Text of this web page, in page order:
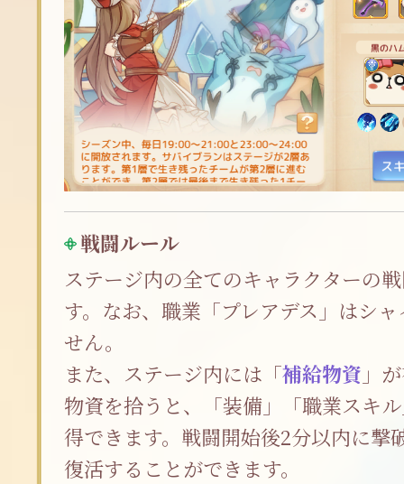
戦闘ルール
ステージ内の全てのキャラクターの
す。なお、職業「プレアデス」はシ
せん。
また、ステージ内には「補給物資 」
物資を拾うと、「装備」「職業スキ
得できます。戦闘開始後2分以内に撃
復活することができます。